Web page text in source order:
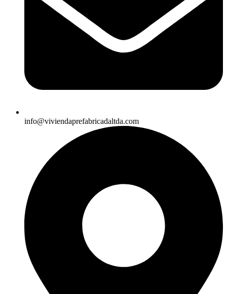
info@viviendaprefabricadaltda.com